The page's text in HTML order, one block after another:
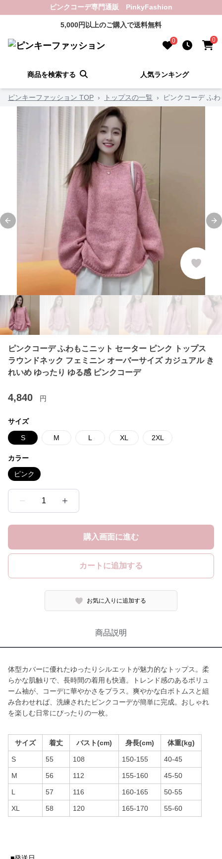
ピンクコーデ専門通販 PinkyFashion
5,000円以上のご購入で送料無料
0 0
商品を検索する 人気ランキング
ピンキーファッション TOP › トップスの一覧 › ピンクコーデ ふ
Previous slide
ピンクコーデ ふわもこニット セーター ピンク トップス
ラウンドネック フェミニン オーバーサイズ カジュアル き
れいめ ゆったり ゆる感 ピンクコーデ
4,840 円
サイズ
S M L XL 2XL
カラー
ピンク
1
購入画面に進む
カートに追加する
お気に入りに追加する
商品説明
体型カバーに優れたゆったりシルエットが魅力的なトップス。柔
らかな肌触りで、長時間の着用も快適。トレンド感のあるボリュ
ーム袖が、コーデに華やかさをプラス。爽やかな白ボトムスと組
み合わせれば、洗練されたピンクコーデが簡単に完成。おしゃれ
を楽しむ日常にぴったりの一枚。
サイズ 着丈 バスト(cm) 身長(cm) 体重(kg)
S 55 108 150-155 40-45
M 56 112 155-160 45-50
L 57 116 160-165 50-55
XL 58 120 165-170 55-60